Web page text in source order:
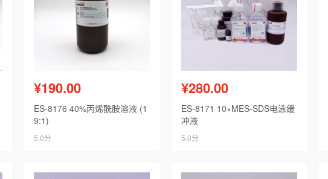
¥190.00
ES-8176 40%丙烯酰胺溶液 (1
9:1)
5.0分
¥280.00
ES-8171 10×MES-SDS电泳缓
冲液
5.0分